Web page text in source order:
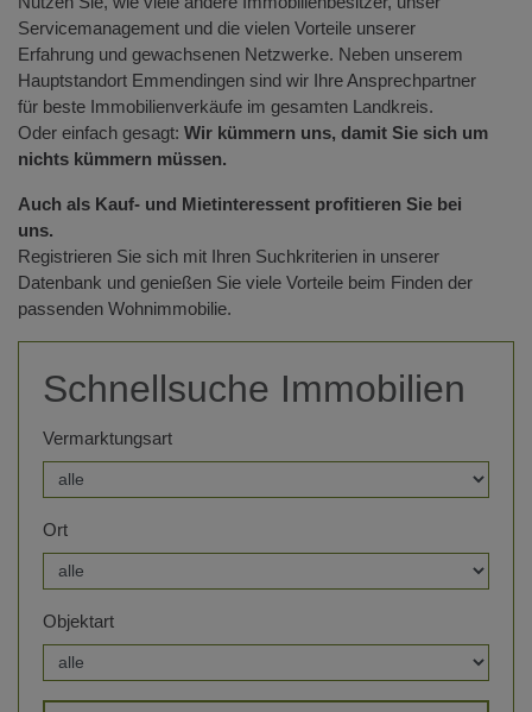
Servicemanagement und die vielen Vorteile unserer
Erfahrung und gewachsenen Netzwerke. Neben unserem
Hauptstandort Emmendingen sind wir Ihre Ansprechpartner
für beste Immobilienverkäufe im gesamten Landkreis.
Oder einfach gesagt: Wir kümmern uns, damit Sie sich um
nichts kümmern müssen.
Auch als Kauf- und Mietinteressent profitieren Sie bei
uns.
Registrieren Sie sich mit Ihren Suchkriterien in unserer
Datenbank und genießen Sie viele Vorteile beim Finden der
passenden Wohnimmobilie.
Schnellsuche Immobilien
Vermarktungsart
Ort
Objektart